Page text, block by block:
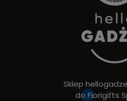
Sklep
do Fiorigifts